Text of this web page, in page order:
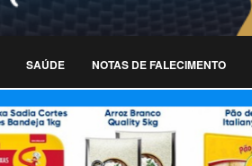
SAÚDE NOTAS DE FALECIMENTO